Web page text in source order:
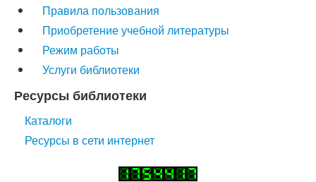
Правила пользования
Приобретение учебной литературы
Режим работы
Услуги библиотеки
Ресурсы библиотеки
Каталоги
Ресурсы в сети интернет